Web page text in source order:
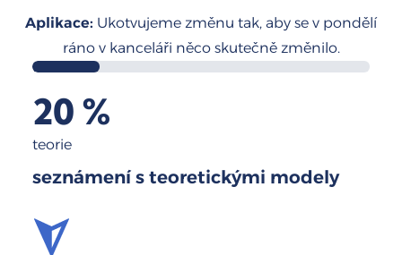
Aplikace: Ukotvujeme změnu tak, aby se v pondělí
ráno v kanceláři něco skutečně změnilo.
20 %
teorie
seznámení s teoretickými modely